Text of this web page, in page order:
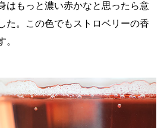
はもっと濃い赤かなと思ったら意
た。この色でもストロベリーの香
。